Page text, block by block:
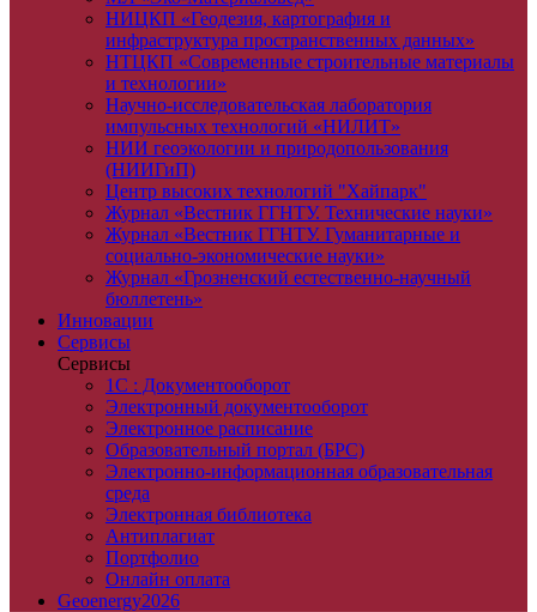
НИЦКП «Геодезия, картография и
инфраструктура пространственных данных»
НТЦКП «Современные строительные материалы
и технологии»
Научно-исследовательская лаборатория
импульсных технологий «НИЛИТ»
НИИ геоэкологии и природопользования
(НИИГиП)
Центр высоких технологий "Хайпарк"
Журнал «Вестник ГГНТУ. Технические науки»
Журнал «Вестник ГГНТУ. Гуманитарные и
социально-экономические науки»
Журнал «Грозненский естественно-научный
бюллетень»
Инновации
Сервисы
Сервисы
1С : Документооборот
Электронный документооборот
Электронное расписание
Образовательный портал (БРС)
Электронно-информационная образовательная
среда
Электронная библиотека
Антиплагиат
Портфолио
Онлайн оплата
Geoenergy2026